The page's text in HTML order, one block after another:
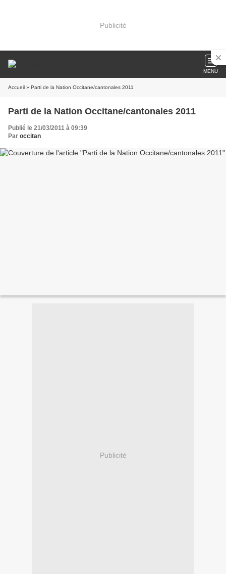
Publicité
MENU
Accueil » Parti de la Nation Occitane/cantonales 2011
Parti de la Nation Occitane/cantonales 2011
Publié le 21/03/2011 à 09:39
Par occitan
Publicité